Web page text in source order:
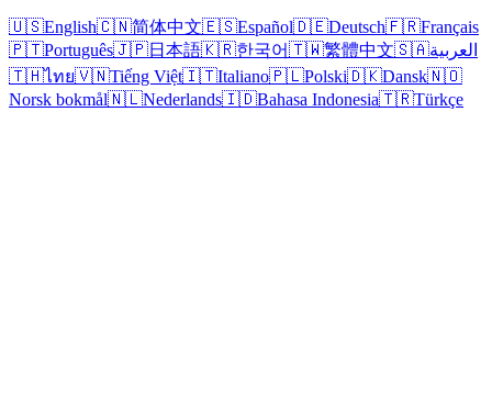
🇺🇸English🇨🇳简体中文🇪🇸Español🇩🇪Deutsch🇫🇷Français
🇵🇹Português🇯🇵日本語🇰🇷한국어🇹🇼繁體中文🇸🇦العربية
🇹🇭ไทย🇻🇳Tiếng Việt🇮🇹Italiano🇵🇱Polski🇩🇰Dansk🇳🇴
Norsk bokmål🇳🇱Nederlands🇮🇩Bahasa Indonesia🇹🇷Türkçe